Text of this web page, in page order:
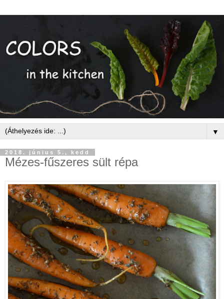
▼
2018. június 5., kedd
Mézes-fűszeres sült répa